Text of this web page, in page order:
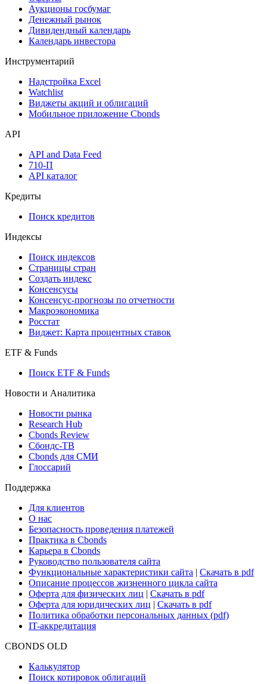
Календарь событий
Дефолты
Размещения
Оферты
Аукционы госбумаг
Денежный рынок
Календарь инвестора
Инструментарий
Надстройка Excel
Мобильное приложение Cbonds
API
API and Data Feed
API каталог
Кредиты
Поиск кредитов
Индексы
Поиск индексов
Страницы стран
Создать индекс
Консенсусы
Консенсус-прогнозы по отчетности
Макроэкономика
Виджет: Карта процентных ставок
ETF & Funds
Поиск ETF & Funds
Новости и Аналитика
Новости рынка
Research Hub
Cbonds Review
Сбондс-ТВ
Глоссарий
Поддержка
Для клиентов
О нас
Безопасность проведения платежей
Практика в Cbonds
Карьера в Cbonds
Руководство пользователя сайта
Функциональные характеристики сайта|Скачать в pdf
Описание процессов жизненного цикла сайта
Оферта для физических лиц
Оферта для юридических лиц
IT-аккредитация